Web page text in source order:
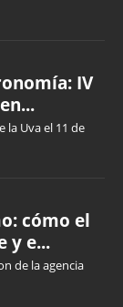
IV
la Uva el 11 de
cómo el
y e...
de la agencia